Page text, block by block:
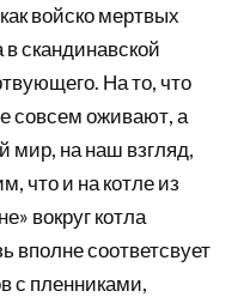
войско мертвых
скандинавской
На то, что
совсем оживают, а
мир, на наш взгляд,
что и на котле из
вокруг котла
вполне соответсвует
с пленниками,